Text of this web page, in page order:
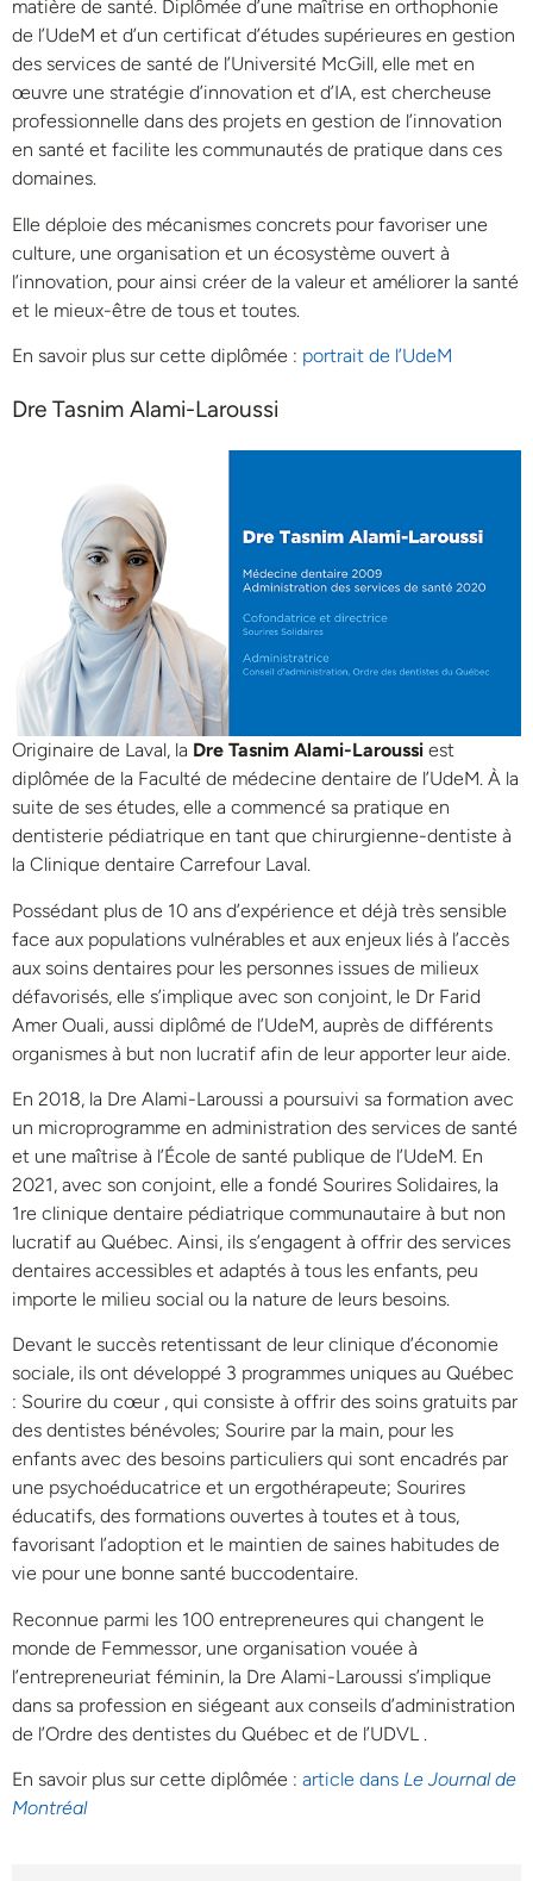
matière de santé. Diplômée d’une maîtrise en orthophonie
de l’UdeM et d’un certificat d’études supérieures en gestion
des services de santé de l’Université McGill, elle met en
œuvre une stratégie d’innovation et d’IA, est chercheuse
professionnelle dans des projets en gestion de l’innovation
en santé et facilite les communautés de pratique dans ces
domaines.
Elle déploie des mécanismes concrets pour favoriser une
culture, une organisation et un écosystème ouvert à
l’innovation, pour ainsi créer de la valeur et améliorer la santé
et le mieux-être de tous et toutes.
En savoir plus sur cette diplômée : portrait de l’UdeM
Dre Tasnim Alami-Laroussi
Originaire de Laval, la Dre Tasnim Alami-Laroussi est
diplômée de la Faculté de médecine dentaire de l’UdeM. À la
suite de ses études, elle a commencé sa pratique en
dentisterie pédiatrique en tant que chirurgienne-dentiste à
la Clinique dentaire Carrefour Laval.
Possédant plus de 10 ans d’expérience et déjà très sensible
face aux populations vulnérables et aux enjeux liés à l’accès
aux soins dentaires pour les personnes issues de milieux
défavorisés, elle s’implique avec son conjoint, le Dr Farid
Amer Ouali, aussi diplômé de l’UdeM, auprès de différents
organismes à but non lucratif afin de leur apporter leur aide.
En 2018, la Dre Alami-Laroussi a poursuivi sa formation avec
un microprogramme en administration des services de santé
et une maîtrise à l’École de santé publique de l’UdeM. En
2021, avec son conjoint, elle a fondé Sourires Solidaires, la
1re clinique dentaire pédiatrique communautaire à but non
lucratif au Québec. Ainsi, ils s’engagent à offrir des services
dentaires accessibles et adaptés à tous les enfants, peu
importe le milieu social ou la nature de leurs besoins.
Devant le succès retentissant de leur clinique d’économie
sociale, ils ont développé 3 programmes uniques au Québec
: Sourire du cœur , qui consiste à offrir des soins gratuits par
des dentistes bénévoles; Sourire par la main, pour les
enfants avec des besoins particuliers qui sont encadrés par
une psychoéducatrice et un ergothérapeute; Sourires
éducatifs, des formations ouvertes à toutes et à tous,
favorisant l’adoption et le maintien de saines habitudes de
vie pour une bonne santé buccodentaire.
Reconnue parmi les 100 entrepreneures qui changent le
monde de Femmessor, une organisation vouée à
l’entrepreneuriat féminin, la Dre Alami-Laroussi s’implique
dans sa profession en siégeant aux conseils d’administration
de l’Ordre des dentistes du Québec et de l’UDVL .
En savoir plus sur cette diplômée : article dans Le Journal de
Montréal